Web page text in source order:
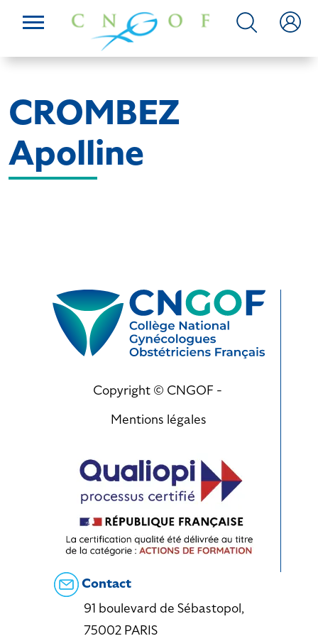
CROMBEZ
Apolline
Copyright © CNGOF -
Mentions légales
Contact
91 boulevard de Sébastopol,
75002 PARIS